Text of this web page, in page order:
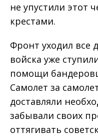
не упустили этот
крестами.
Фронт уходил все
войска уже
помощи
Самолет за
доставляли
забывали своих
оттягивать